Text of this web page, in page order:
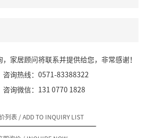
家居顾问将联系并提供给您，非常感谢！
咨询热线：0571-83388322
咨询微信：131 0770 1828
列表 / ADD TO INQUIRY LIST